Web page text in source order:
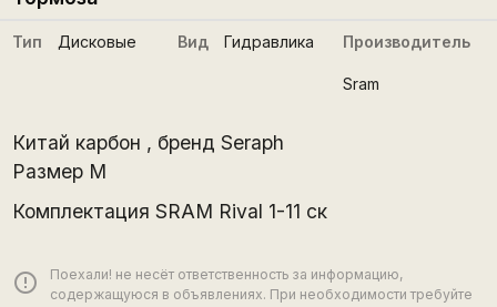
Тип Дисковые Вид Гидравлика Производитель
Sram
Китай карбон , бренд Seraph
Размер М
Комплектация SRAM Rival 1-11 ск
error_outline
Поехали! не несёт ответственность за информацию,
содержащуюся в объявлениях. При необходимости требуйте